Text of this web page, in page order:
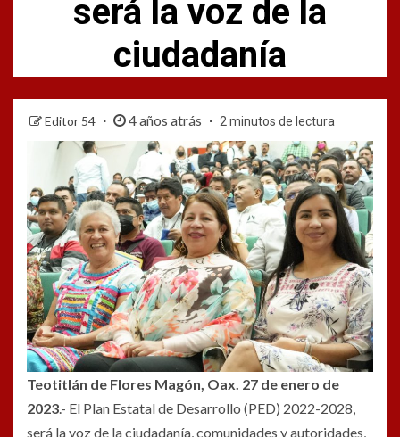
será la voz de la
ciudadanía
Editor 54 4 años atrás 2 minutos de lectura
Teotitlán de Flores Magón, Oax. 27 de enero de
2023.- El Plan Estatal de Desarrollo (PED) 2022-2028,
será la voz de la ciudadanía, comunidades y autoridades,